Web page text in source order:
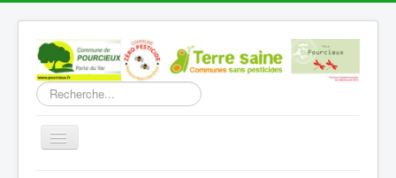
Rechercher
Basculer